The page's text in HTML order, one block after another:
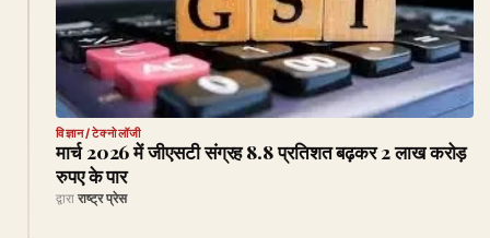
विज्ञान/टेक्नोलॉजी
मार्च 2026 में जीएसटी संग्रह 8.8 प्रतिशत बढ़कर 2 लाख करोड़
रुपए के पार
द्वारा राष्ट्र प्रेस